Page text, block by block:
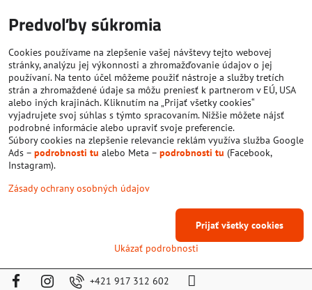
+421 917 312 602
Predvoľby súkromia
Cookies používame na zlepšenie vašej návštevy tejto webovej
stránky, analýzu jej výkonnosti a zhromažďovanie údajov o jej
používaní. Na tento účel môžeme použiť nástroje a služby tretích
strán a zhromaždené údaje sa môžu preniesť k partnerom v EÚ, USA
alebo iných krajinách. Kliknutím na „Prijať všetky cookies“
vyjadrujete svoj súhlas s týmto spracovaním. Nižšie môžete nájsť
podrobné informácie alebo upraviť svoje preferencie.
Súbory cookies na zlepšenie relevancie reklám využíva služba Google
Ads – podrobnosti tu alebo Meta – podrobnosti tu (Facebook,
Instagram).
Zásady ochrany osobných údajov
Ukázať podrobnosti
Prijať všetky cookies